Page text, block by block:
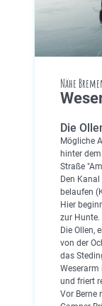
Nähe
Die
Mögliche
hinter
Straße
Den
belaufen
Hier
zur Hunte.
Die Ollen,
von der
das
und friert
Vor Berne